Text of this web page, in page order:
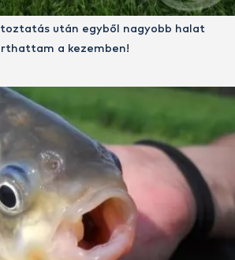
után egyből nagyobb halat
a kezemben!